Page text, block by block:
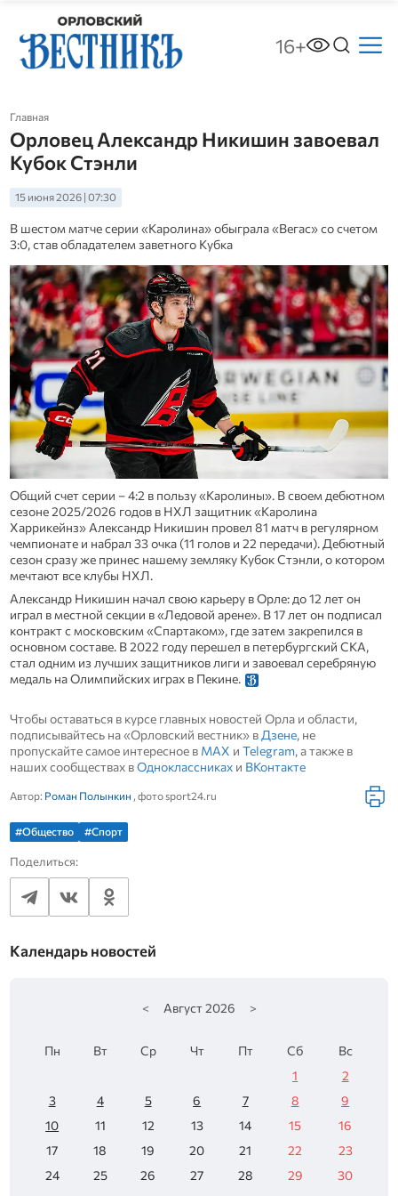
16+
Главная
Орловец Александр Никишин завоевал
Кубок Стэнли
15 июня 2026 | 07:30
В шестом матче серии «Каролина» обыграла «Вегас» со счетом
3:0, став обладателем заветного Кубка
Общий счет серии – 4:2 в пользу «Каролины». В своем дебютном
сезоне 2025/2026 годов в НХЛ защитник «Каролина
Харрикейнз» Александр Никишин провел 81 матч в регулярном
чемпионате и набрал 33 очка (11 голов и 22 передачи). Дебютный
сезон сразу же принес нашему земляку Кубок Стэнли, о котором
мечтают все клубы НХЛ.
Александр Никишин начал свою карьеру в Орле: до 12 лет он
играл в местной секции в «Ледовой арене». В 17 лет он подписал
контракт с московским «Спартаком», где затем закрепился в
основном составе. В 2022 году перешел в петербургский СКА,
стал одним из лучших защитников лиги и завоевал серебряную
медаль на Олимпийских играх в Пекине.
Чтобы оставаться в курсе главных новостей Орла и области,
подписывайтесь на «Орловский вестник» в Дзене, не
пропускайте самое интересное в MAX и Telegram, а также в
наших сообществах вОдноклассникахи ВКонтакте
Автор: Роман Полынкин , фото sport24.ru
#Общество #Спорт
Поделиться:
Календарь новостей
< Август 2026 >
Пн Вт Ср Чт Пт Сб
Вс
1
2
3
4 5 6 7 8
9
10
11 12 13 14 15
16
17
18 19 20 21 22
23
24
25 26 27 28 29
30